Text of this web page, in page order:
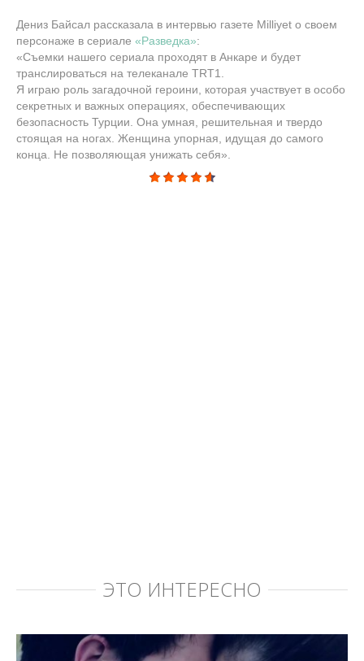
Дениз Байсал рассказала в интервью газете Milliyet о своем
персонаже в сериале «Разведка»:
«Съемки нашего сериала проходят в Анкаре и будет
транслироваться на телеканале TRT1.
Я играю роль загадочной героини, которая участвует в особо
секретных и важных операциях, обеспечивающих
безопасность Турции. Она умная, решительная и твердо
стоящая на ногах. Женщина упорная, идущая до самого
конца. Не позволяющая унижать себя».
ЭТО ИНТЕРЕСНО